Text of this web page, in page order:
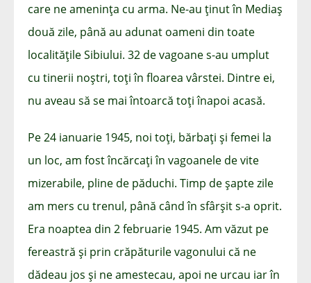
care ne amenința cu arma. Ne-au ținut în Mediaș
două zile, până au adunat oameni din toate
localitățile Sibiului. 32 de vagoane s-au umplut
cu tinerii noștri, toți în floarea vârstei. Dintre ei,
nu aveau să se mai întoarcă toți înapoi acasă.
Pe 24 ianuarie 1945, noi toți, bărbați și femei la
un loc, am fost încărcați în vagoanele de vite
mizerabile, pline de păduchi. Timp de șapte zile
am mers cu trenul, până când în sfârșit s-a oprit.
Era noaptea din 2 februarie 1945. Am văzut pe
fereastră și prin crăpăturile vagonului că ne
dădeau jos și ne amestecau, apoi ne urcau iar în